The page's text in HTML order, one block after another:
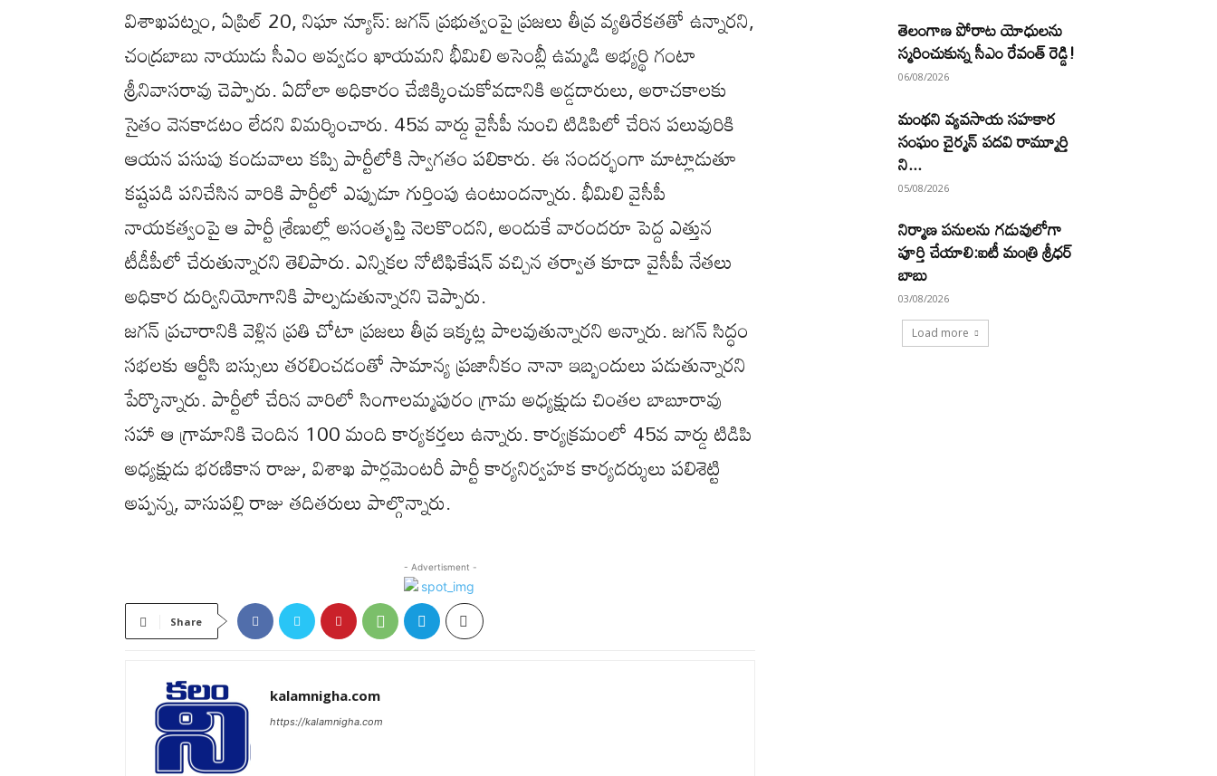
విశాఖపట్నం, ఏప్రిల్ 20, నిఘా న్యూస్: జగన్ ప్రభుత్వంపై ప్రజలు తీవ్ర వ్యతిరేకతతో ఉన్నారని,
చంద్రబాబు నాయుడు సీఎం అవ్వడం ఖాయమని భీమిలి అసెంబ్లీ ఉమ్మడి అభ్యర్థి గంటా
శ్రీనివాసరావు చెప్పారు. ఏదోలా అధికారం చేజిక్కించుకోవడానికి అడ్డదారులు, అరాచకాలకు
సైతం వెనకాడటం లేదని విమర్శించారు. 45వ వార్డు వైసీపీ నుంచి టిడిపిలో చేరిన పలువురికి
ఆయన పసుపు కండువాలు కప్పి పార్టీలోకి స్వాగతం పలికారు. ఈ సందర్భంగా మాట్లాడుతూ
కష్టపడి పనిచేసిన వారికి పార్టీలో ఎప్పుడూ గుర్తింపు ఉంటుందన్నారు. భీమిలి వైసీపీ
నాయకత్వంపై ఆ పార్టీ శ్రేణుల్లో అసంతృప్తి నెలకొందని, అందుకే వారందరూ పెద్ద ఎత్తున
టీడీపీలో చేరుతున్నారని తెలిపారు. ఎన్నికల నోటిఫికేషన్ వచ్చిన తర్వాత కూడా వైసీపీ నేతలు
అధికార దుర్వినియోగానికి పాల్పడుతున్నారని చెప్పారు.
జగన్ ప్రచారానికి వెళ్లిన ప్రతి చోటా ప్రజలు తీవ్ర ఇక్కట్ల పాలవుతున్నారని అన్నారు. జగన్ సిద్ధం
సభలకు ఆర్టీసి బస్సులు తరలించడంతో సామాన్య ప్రజానీకం నానా ఇబ్బందులు పడుతున్నారని
పేర్కొన్నారు. పార్టీలో చేరిన వారిలో సింగాలమ్మపురం గ్రామ అధ్యక్షుడు చింతల బాబూరావు
సహా ఆ గ్రామానికి చెందిన 100 మంది కార్యకర్తలు ఉన్నారు. కార్యక్రమంలో 45వ వార్డు టిడిపి
అధ్యక్షుడు భరణికాన రాజు, విశాఖ పార్లమెంటరీ పార్టీ కార్యనిర్వహక కార్యదర్శులు పలిశెట్టి
అప్పన్న, వాసుపల్లి రాజు తదితరులు పాల్గొన్నారు.
- Advertisment -
Share
kalamnigha.com
https://kalamnigha.com
తెలంగాణ పోరాట యోధులను
స్మరించుకున్న సీఎం రేవంత్ రెడ్డి!
06/08/2026
మంథని వ్యవసాయ సహకార
సంఘం చైర్మన్ పదవి రామ్మూర్తి
ని...
05/08/2026
నిర్మాణ పనులను గడువులోగా
పూర్తి చేయాలి:ఐటీ మంత్రి శ్రీధర్
బాబు
03/08/2026
Load more